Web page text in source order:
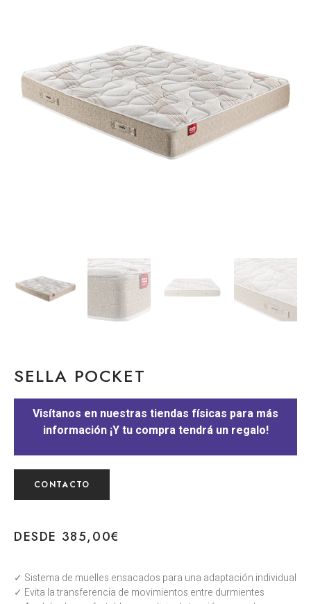
SELLA POCKET
Visítanos en nuestras tiendas físicas para más
información ¡Y tu compra tendrá un regalo!
CONTACTO
DESDE 385,00€
✓ Sistema de muelles ensacados para una adaptación individual
✓ Evita la transferencia de movimientos entre durmientes